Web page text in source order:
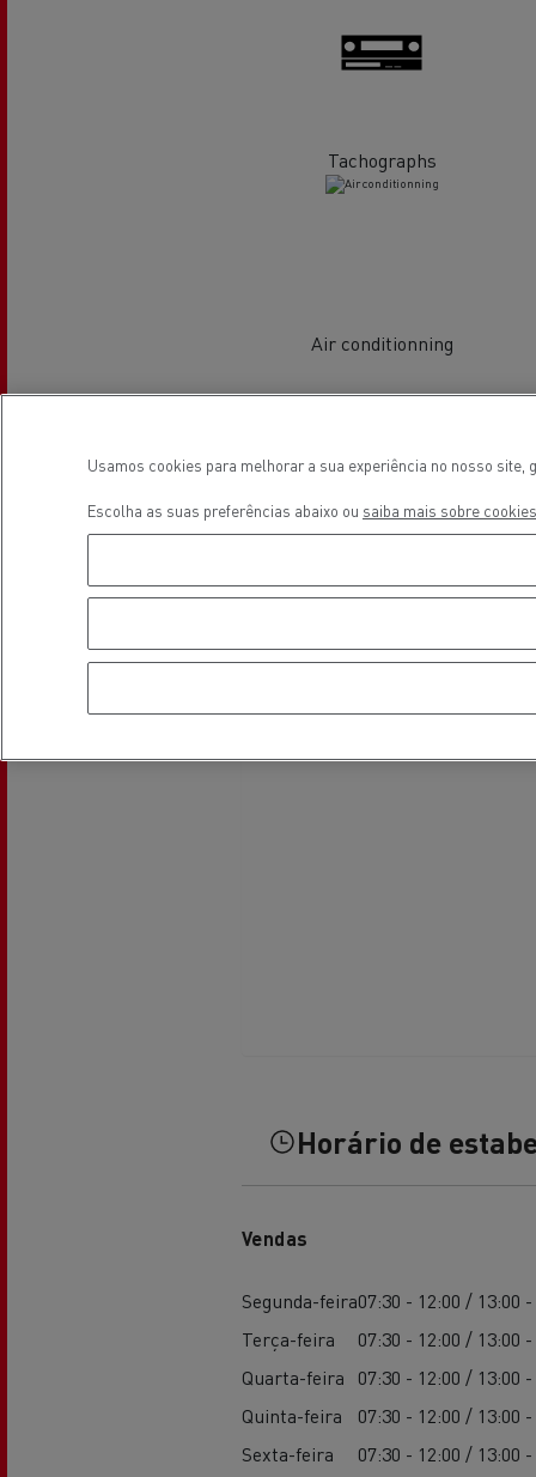
Serviços de Municípios
Tachographs
Air conditionning
Horário de
Vendas
Segunda-feira07:30 - 12:00 / 13:00 -
Terça-feira
07:30 - 12:00 / 13:00 -
Quarta-feira
07:30 - 12:00 / 13:00 -
Quinta-feira
07:30 - 12:00 / 13:00 -
Sexta-feira
07:30 - 12:00 / 13:00 -
Usamos cookies para melhorar a sua experiência no nosso
Escolha as suas preferências abaixo ou saiba mais sobre cookies.